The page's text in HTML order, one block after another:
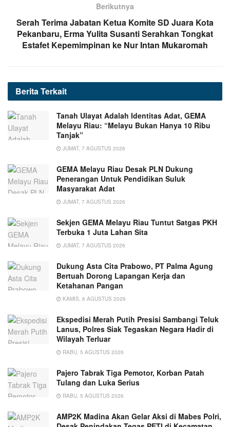
Berikutnya
Serah Terima Jabatan Ketua Komite SD Juara Kota
Pekanbaru, Erma Yulita Susanti Serahkan Tongkat
Estafet Kepemimpinan ke Nur Intan Mukaromah
BeritaTerkait
Tanah Ulayat Adalah Identitas Adat, GEMA
Melayu Riau: “Melayu Bukan Hanya 10 Ribu
Tanjak”
JUMAT, 7 AGUSTUS 2026
GEMA Melayu Riau Desak PLN Dukung
Penerangan Untuk Pendidikan Suluk
Masyarakat Adat
JUMAT, 7 AGUSTUS 2026
Sekjen GEMA Melayu Riau Tuntut Satgas PKH
Terbuka 1 Juta Lahan Sita
JUMAT, 7 AGUSTUS 2026
Dukung Asta Cita Prabowo, PT Palma Agung
Bertuah Dorong Lapangan Kerja dan
Ketahanan Pangan
KAMIS, 6 AGUSTUS 2026
Ekspedisi Merah Putih Presisi Sambangi Teluk
Lanus, Polres Siak Tegaskan Negara Hadir di
Wilayah Terluar
RABU, 5 AGUSTUS 2026
Pajero Tabrak Tiga Pemotor, Korban Patah
Tulang dan Luka Serius
RABU, 5 AGUSTUS 2026
AMP2K Madina Akan Gelar Aksi di Mabes Polri,